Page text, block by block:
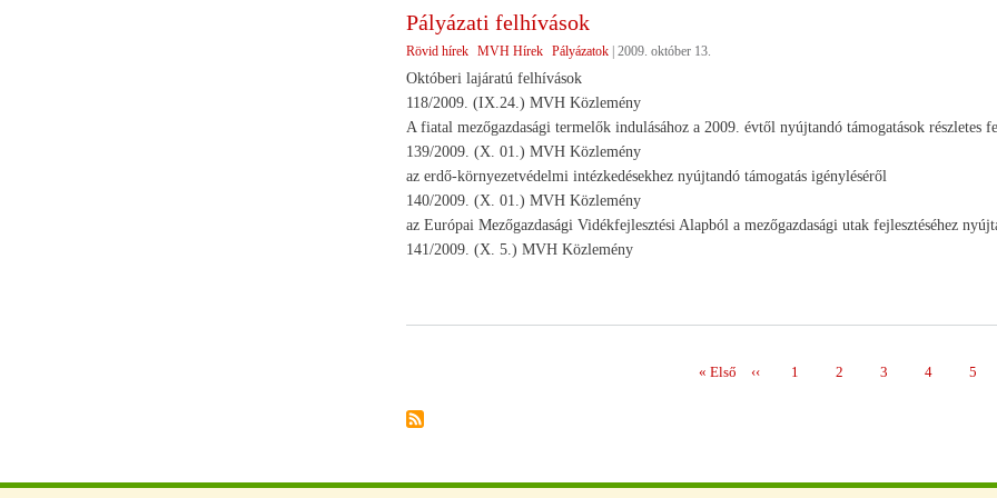
Pályázati felhívások
Rövid hírek MVH Hírek Pályázatok | 2009. október 13.
Októberi lajáratú felhívások
118/2009. (IX.24.) MVH Közlemény
A fiatal mezőgazdasági termelők indulásához a 2009. évtől nyújtandó támogatások részletes
139/2009. (X. 01.) MVH Közlemény
az erdő-környezetvédelmi intézkedésekhez nyújtandó támogatás igényléséről
140/2009. (X. 01.) MVH Közlemény
az Európai Mezőgazdasági Vidékfejlesztési Alapból a mezőgazdasági utak fejlesztéséhez
141/2009. (X. 5.) MVH Közlemény
Első
« Első
Előző
‹‹ Page
1 Page
2 Page
3 Page
4 Page
5